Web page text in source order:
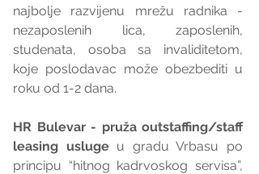
najbolje razvijenu mrežu radnika -
nezaposlenih lica, zaposlenih,
studenata, osoba sa invaliditetom,
koje poslodavac može obezbediti u
roku od 1-2 dana.
HR Bulevar - pruža outstaffing/staff
leasing usluge u gradu Vrbasu po
principu “hitnog kadrvoskog servisa”,